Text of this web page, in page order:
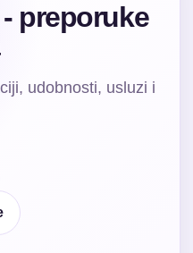
preporuke
udobnosti, usluzi i